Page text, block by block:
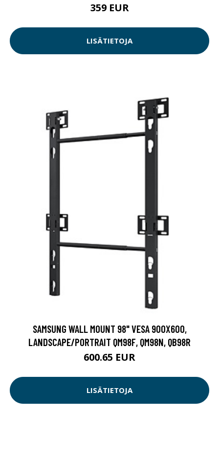
359 EUR
LISÄTIETOJA
SAMSUNG WALL MOUNT 98" VESA 900X600,
LANDSCAPE/PORTRAIT QM98F, QM98N, QB98R
600.65 EUR
LISÄTIETOJA